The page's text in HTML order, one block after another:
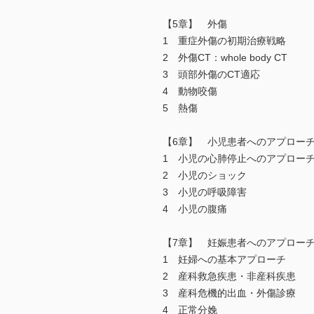
【5章】 外傷
1 重症外傷の初期治療戦略
2 外傷CT：whole body CT
3 頭部外傷のCT適応
4 動物咬傷
5 熱傷
【6章】 小児患者へのアプローチ
1 小児の心肺停止へのアプローチ
2 小児のショック
3 小児の呼吸障害
4 小児の腹痛
【7章】 妊娠患者へのアプローチ
1 妊婦への基本アプローチ
2 産科救急疾患・非産科疾患
3 産科危機的出血・外傷診療
4 正常分娩